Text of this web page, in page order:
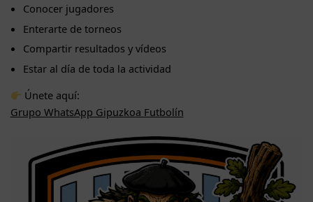
Conocer jugadores
Enterarte de torneos
Compartir resultados y vídeos
Estar al día de toda la actividad
Únete aquí:
Grupo WhatsApp Gipuzkoa Futbolín